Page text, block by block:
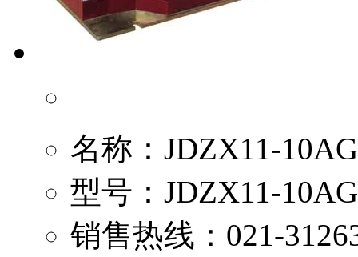
名称： JDZX11-
型号： JDZX11-10AG
销售热线： 021-